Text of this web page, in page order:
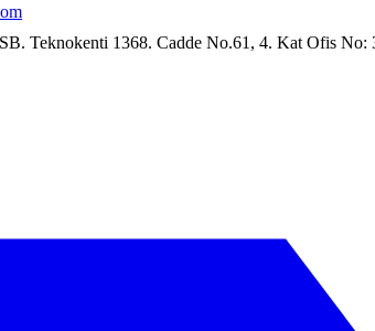
Teknokenti 1368. Cadde No.61, 4. Kat Ofis